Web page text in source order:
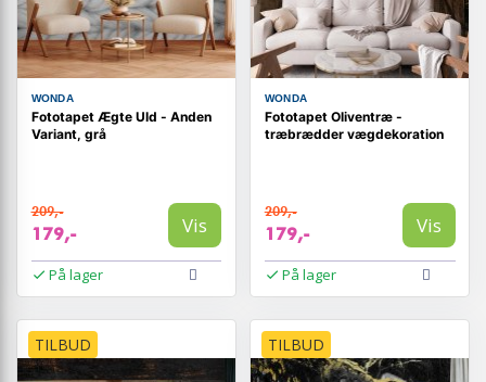
WONDA
Fototapet Ægte Uld - Anden
Variant, grå
209,-
179,- Vis
På lager
WONDA
Fototapet Oliventræ -
træbrædder vægdekoration
209,-
179,- Vis
På lager
TILBUD TILBUD